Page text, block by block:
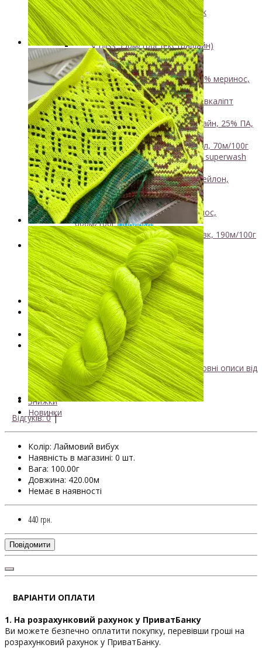
↘ KidSilk, Super Kid Mohair Silk
↘ Альпака
- Мериносова вовна+
↘ Bliss 350м/100г (екстрафайн)
↘ Mavka, 220м/100г
- Пряжа змішаного складу+
↘ Charisma, 10% кашемир 90% меринос,
400м/100гНова пряжа
↘ Kable Aquarelle, Меринос Евкаліпт
Нейлон, 250м/100г
↘ Like, 75% меринос естрафайн, 25% ПА,
420м/100гNEW
↘ Nice, 50% Вовна 50% Акрил, 70м/100г
↘ Sock Tender, 80% меринос superwash
20% нейлон
↘ Sock, 75% Меринос 25% Нейлон,
300м/100г
- Шовк+
↘ Cleo, 50% шовк 50% меринос,
600м/100гНовинка!
↘ Бурет, 100% буретный шовк, 190м/100г
Бобінна пряжа+
- Альпака
- Кашемир
- Мериносова вовна
- Пряжа з кід мохером
Майстер-класи та описи в'язаних моделей
Інструменти та аксессуари+
- Конуси для пряжі
Одяг TieDye
Блог про в'язання+
Безкоштовні описи моделей
Галерея в'язаних виробів та безкоштовні описи від
VizEll
Поради та рекомендації
Знижки
Новинки
Відгуків: 0|
Колір: Лаймовий вибух
Наявність в магазині: 0 шт.
Вага: 100.00г
Довжина: 420.00м
Немає в наявності
440 грн.
Повідомити
ВАРІАНТИ ОПЛАТИ
1. На розрахунковий рахунок у ПриватБанку
Ви можете безпечно оплатити покупку, перевівши гроші на
розрахунковий рахунок у ПриватБанку.